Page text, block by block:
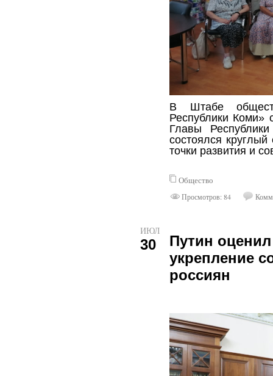
В Штабе
Республики Коми»
Главы
состоялся
точки развития и
Общество
Просмотров: 84
ИЮЛ
30
Путин
укрепление
россиян